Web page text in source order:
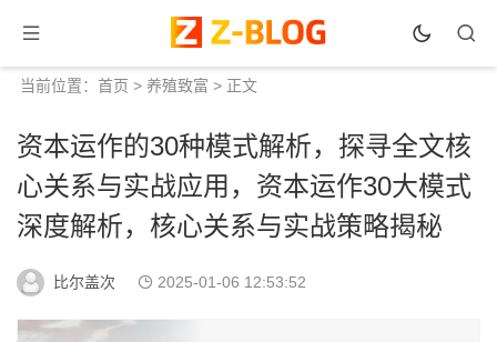
当前位置： 首页 > 养殖致富 > 正文
资本运作的30种模式解析，探寻全文核
心关系与实战应用，资本运作30大模式
深度解析，核心关系与实战策略揭秘
比尔盖次 2025-01-06 12:53:52